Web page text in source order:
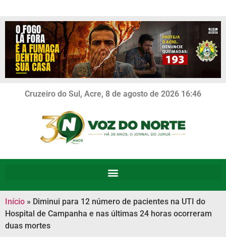
Cruzeiro do Sul, Acre, 8 de agosto de 2026 16:46
Início » Diminui para 12 número de pacientes na UTI do
Hospital de Campanha e nas últimas 24 horas ocorreram
duas mortes